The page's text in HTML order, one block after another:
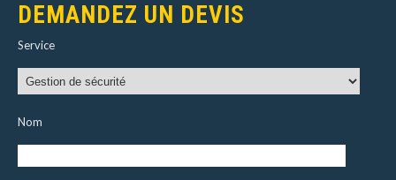
DEMANDEZ UN DEVIS
Service
Nom